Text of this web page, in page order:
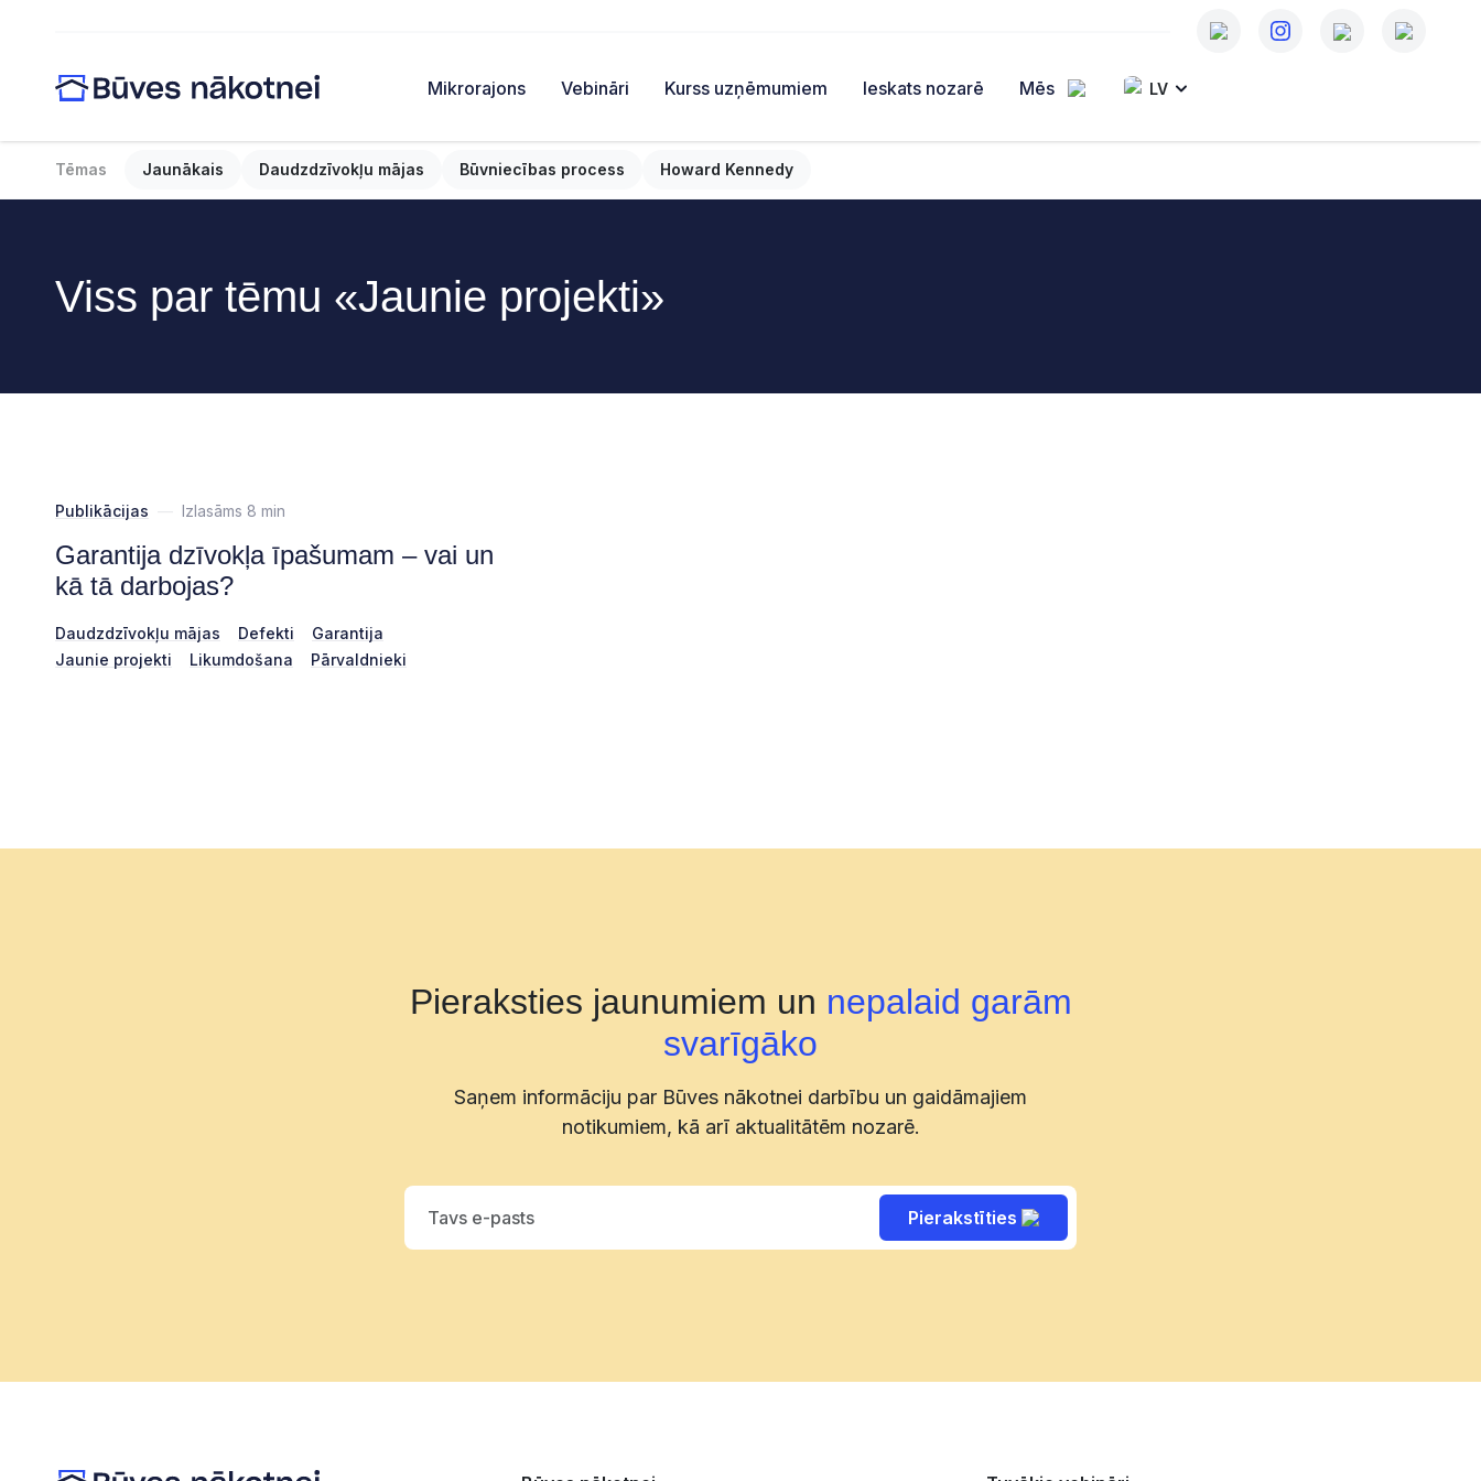
Mikrorajons Vebināri Kurss uzņēmumiem Ieskats nozarē Mēs LV
Tēmas Jaunākais Daudzdzīvokļu mājas Būvniecības process Howard Kennedy
Viss par tēmu «Jaunie projekti»
Publikācijas Izlasāms 8 min
Garantija dzīvokļa īpašumam – vai un
kā tā darbojas?
Daudzdzīvokļu mājas Defekti
Garantija
Jaunie projekti
Likumdošana Pārvaldnieki
Pieraksties jaunumiem un nepalaid garām
svarīgāko
Saņem informāciju par Būves nākotnei darbību un gaidāmajiem
notikumiem, kā arī aktualitātēm nozarē.
Pierakstīties